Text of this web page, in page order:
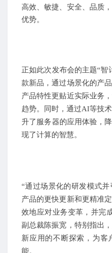
高效、敏捷、安全、品质
优势。
正如此次发布会的主题“智
款新品，通过场景化的产
产品特性更贴近实际业务
趋势。同时，通过AI等技
升了服务器的应用体验，
现了计算的智慧。
“通过场景化的研发模式并
产品的更快更新和更精准
效地应对业务变革，并完
副总裁陈振宽，特别指出
新应用的不断探索，为客
能。